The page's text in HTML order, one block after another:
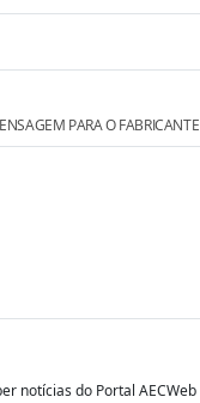
PARA O FABRICANTE
notícias do Portal AECWeb